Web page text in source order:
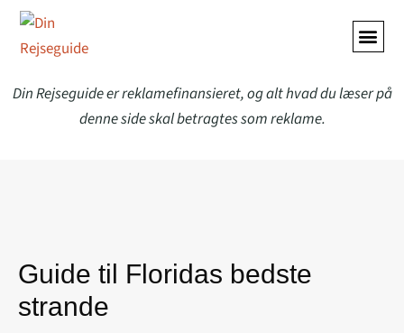
Din Rejseguide er reklamefinansieret, og alt hvad du læser på
denne side skal betragtes som reklame.
Guide til Floridas bedste
strande